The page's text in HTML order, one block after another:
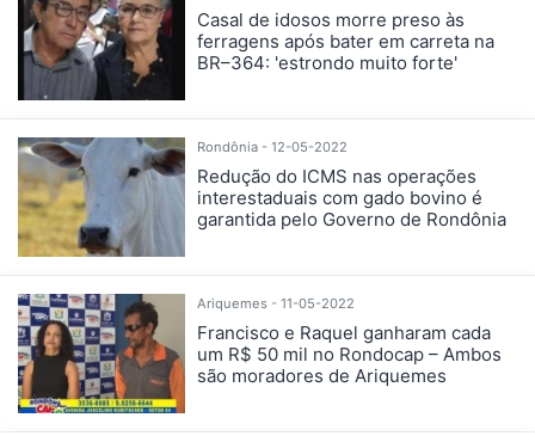
Casal de idosos morre preso às
ferragens após bater em carreta na
BR–364: 'estrondo muito forte'
Rondônia - 12-05-2022
Redução do ICMS nas operações
interestaduais com gado bovino é
garantida pelo Governo de Rondônia
Ariquemes - 11-05-2022
Francisco e Raquel ganharam cada
um R$ 50 mil no Rondocap – Ambos
são moradores de Ariquemes